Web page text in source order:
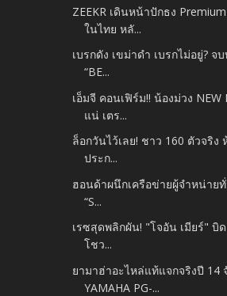
ZEEKR เดินหน้าปักธง
ในไทย หลั...
เบรกดัง เขม่าดำ เบรกไม่อยู่? จ
“BE...
เอ็มจี คอนเฟิร์ม!! น้องม่วง NEW
แน่ เตร...
ล็อกวันไว้เลย! ชาว 160 ตัวจริ
ประก...
ฮอนด้าผนึกเครือข่ายผู้จำหน่ายทั่
“S...
เรซสุดพลิกผัน! "โจอัน เมียร์" บิด
โชว...
ยามาฮ่าอะไหล่แท้แจกจริงปี 14
YAMAHA PG-...